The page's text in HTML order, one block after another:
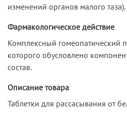
изменений органов малого таза).
Фармакологическое действие
Комплексный гомеопатический
которого обусловлено
состав.
Описание товара
Таблетки для рассасывания от